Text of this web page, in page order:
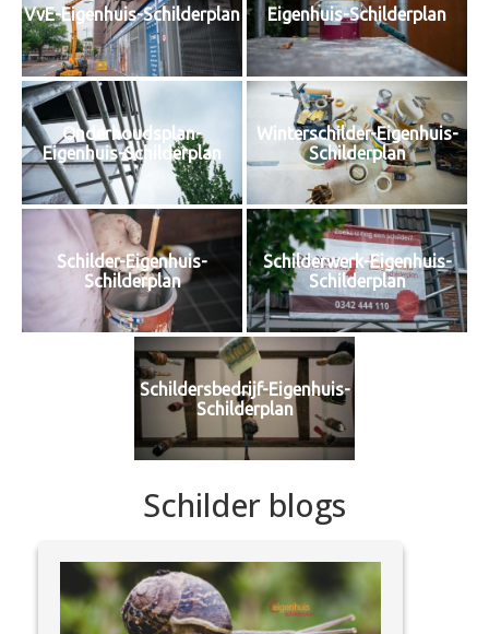
VvE-Eigenhuis-Schilderplan Eigenhuis-Schilderplan
Onderhoudsplan-
Eigenhuis-Schilderplan
Winterschilder-Eigenhuis-
Schilderplan
Schilder-Eigenhuis-
Schilderplan
Schilderwerk-Eigenhuis-
Schilderplan
Schildersbedrijf-Eigenhuis-
Schilderplan
Schilder blogs